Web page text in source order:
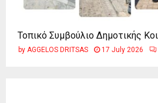
Τοπικό Συμβούλιο Δημοτικής
by AGGELOS DRITSAS 17 July 2026